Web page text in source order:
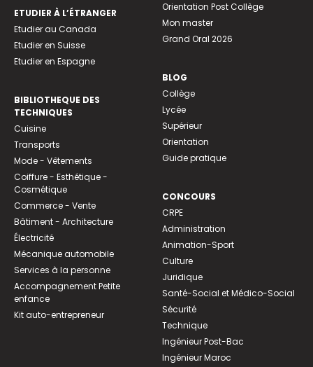
ETUDIER À L’ÉTRANGER
Etudier au Canada
Etudier en Suisse
Etudier en Espagne
BIBLIOTHEQUE DES
TECHNIQUES
Cuisine
Transports
Mode - Vêtements
Coiffure - Esthétique -
Cosmétique
Commerce - Vente
Bâtiment - Architecture
Électricité
Mécanique automobile
Services à la personne
Accompagnement Petite
enfance
Kit auto-entrepreneur
Orientation Post Collège
Mon master
Grand Oral 2026
BLOG
Collège
Lycée
Supérieur
Orientation
Guide pratique
CONCOURS
CRPE
Administration
Animation-Sport
Culture
Juridique
Santé-Social et Médico-Social
Sécurité
Technique
Ingénieur Post-Bac
Ingénieur Maroc